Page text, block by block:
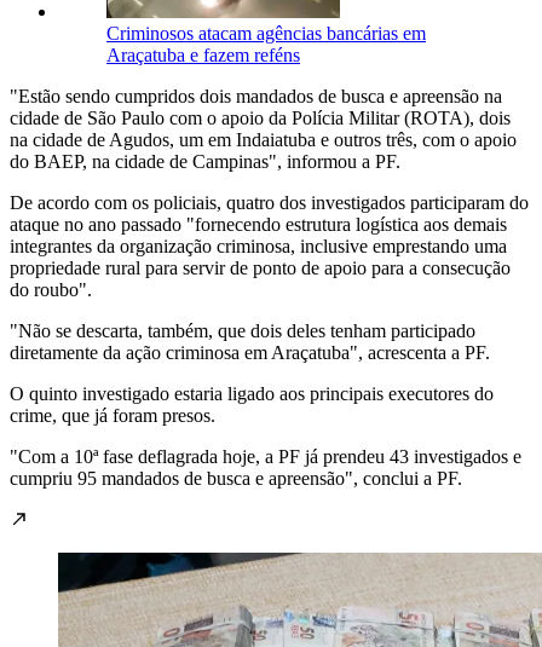
Criminosos atacam agências bancárias em
Araçatuba e fazem reféns
"Estão sendo cumpridos dois mandados de busca e apreensão na
cidade de São Paulo com o apoio da Polícia Militar (ROTA), dois
na cidade de Agudos, um em Indaiatuba e outros três, com o apoio
do BAEP, na cidade de Campinas", informou a PF.
De acordo com os policiais, quatro dos investigados participaram do
ataque no ano passado "fornecendo estrutura logística aos demais
integrantes da organização criminosa, inclusive emprestando uma
propriedade rural para servir de ponto de apoio para a consecução
do roubo".
"Não se descarta, também, que dois deles tenham participado
diretamente da ação criminosa em Araçatuba", acrescenta a PF.
O quinto investigado estaria ligado aos principais executores do
crime, que já foram presos.
"Com a 10ª fase deflagrada hoje, a PF já prendeu 43 investigados e
cumpriu 95 mandados de busca e apreensão", conclui a PF.